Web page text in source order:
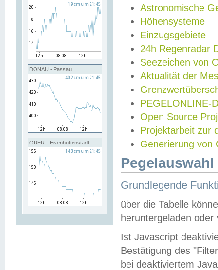
DONAU - Passau
ODER - Eisenhüttenstadt
Astronomische
Höhensysteme
Einzugsgebiete
24h Regenradar
Seezeichen von
Aktualität der
PEGELONLINE-
Open Source
Projektarbeit zur
Generierung von
Grundlegende
über die Tabelle
heruntergeladen oder
Ist Javascript
Bestätigung des
bei deaktiviertem